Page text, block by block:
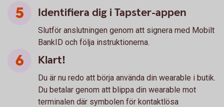
Identifiera dig i Tapster-appen
Slutför anslutningen genom att signera med Mobilt
BankID och följa instruktionerna.
Klart!
Du är nu redo att börja använda din wearable i butik.
Du betalar genom att blippa din wearable mot
terminalen där symbolen för kontaktlösa